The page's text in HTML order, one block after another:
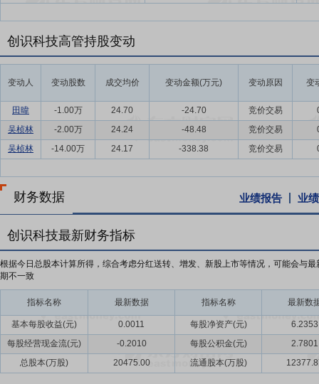
创识科技高管持股变动
变动人 变动股数 成交均价 变动金额(万元) 变动原因 变
田暐 -1.00万 24.70 -24.70 竞价交易
吴桢林
-2.00万 24.24 -48.48 竞价交易
吴桢林
-14.00万 24.17 -338.38 竞价交易
财务数据 业绩报告 业
创识科技最新财务指标
根据今日总股本计算所得，综合考虑分红送转、增发、新股上市等情况，可能会与最
期不一致
指标名称 最新数据 指标名称 最新数
基本每股收益(元) 0.0011 每股净资产(元)
6.2353
每股经营现金流(元)
-0.2010 每股公积金(元)
2.7801
总股本(万股)
20475.00 流通股本(万股)